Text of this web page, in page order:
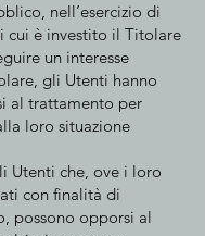
nell’esercizio di
cui è investito il Titolare
un interesse
gli Utenti hanno
al trattamento per
loro situazione
Utenti che, ove i loro
con finalità di
possono opporsi al